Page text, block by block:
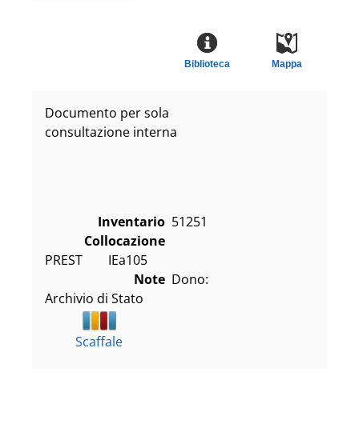
Mappa
Biblioteca
Documento per sola
consultazione interna
Inventario 51251
Collocazione
PREST        IEa105
Note Dono:
Archivio di Stato
Scaffale